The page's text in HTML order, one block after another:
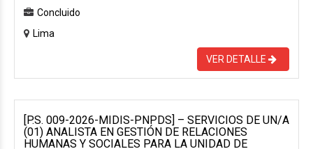
Concluido
Lima
VER DETALLE
[P.S. 009-2026-MIDIS-PNPDS] – SERVICIOS DE UN/A
(01) ANALISTA EN GESTIÓN DE RELACIONES
HUMANAS Y SOCIALES PARA LA UNIDAD DE